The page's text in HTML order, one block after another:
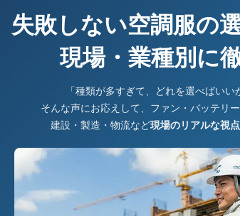
失敗しない空調服の
現場・業種別に
「種類が多すぎて、どれを選べばいい
そんな声にお応えして、ファン・バッテリ
建設・製造・物流など現場のリアルな視点